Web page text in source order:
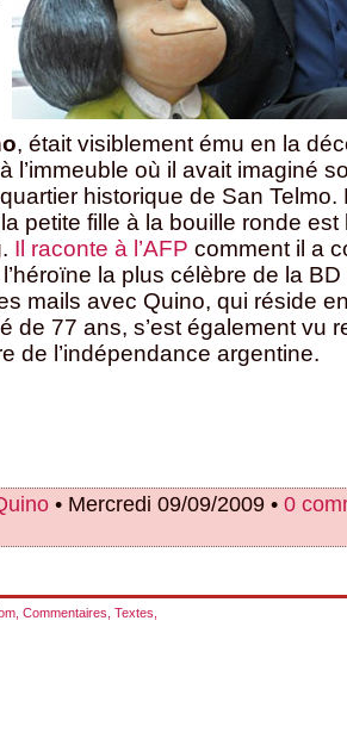
, était visiblement ému en la
l’immeuble où il avait imaginé
historique de San
petite fille à la bouille ronde est
. Il raconte à l’AFP comment il a
la plus célèbre de la
mails avec Quino, qui réside
de 77 ans, s’est également vu
de l’indépendance argentine.
• Mercredi 09/09/2009 • 0
Commentaires Textes